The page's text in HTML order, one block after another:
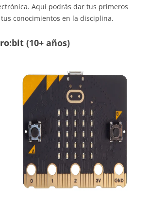
Aquí podrás dar tus primeros
conocimientos en la disciplina.
(10+ años)